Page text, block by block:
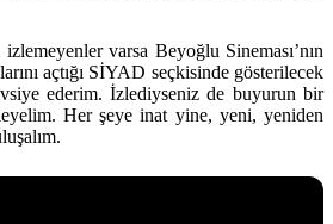
izlemeyenler varsa Beyoğlu Sineması’nın
açtığı SİYAD seçkisinde gösterilecek
ederim. İzlediyseniz de buyurun bir
Her şeye inat yine, yeni, yeniden